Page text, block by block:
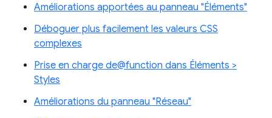
Améliorations apportées au panneau "Éléments"
Déboguer plus facilement les valeurs CSS
complexes
Prise en charge de@function dans Éléments >
Styles
Améliorations du panneau "Réseau"